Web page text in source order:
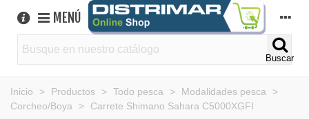
MENÚ
Buscar
Inicio > Productos > Todo pesca > Modalidades pesca
>
Corcheo/Boya
> Carrete Shimano Sahara C5000XGFI